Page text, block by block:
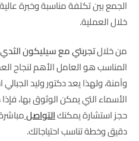
الجمع بين تكلفة مناسبة وخبرة
خلال العملية.
من خلالتجربتي مع سيليكون الثدي
المناسب هو العامل الأهم لنجاح
وآمنة، ولهذا يعد دكتور وليد
الأسماء التي يمكن الوثوق بها،
حجز استشارة يمكنكالتواصل
دقيق وخطة تناسب احتياجاتك.